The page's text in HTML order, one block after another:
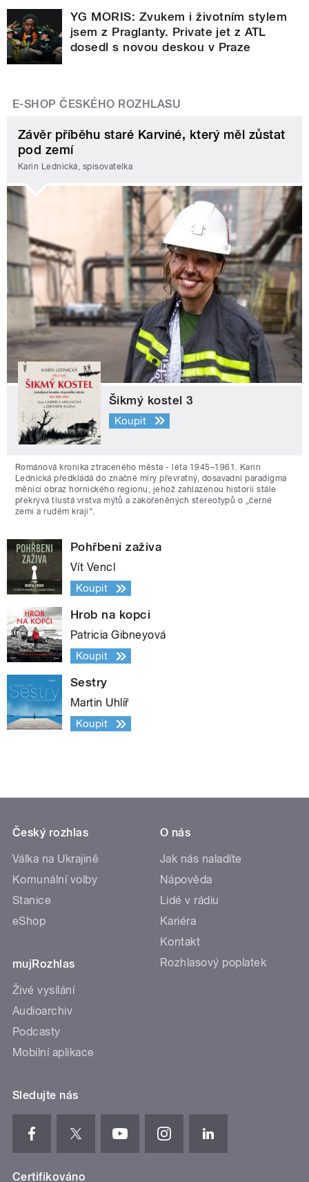
YG MORIS: Zvukem i životním stylem
jsem z Praglanty. Private jet z ATL
dosedl s novou deskou v Praze
E-SHOP ČESKÉHO ROZHLASU
Závěr příběhu staré Karviné, který měl zůstat
pod zemí
Karin Lednická, spisovatelka
Šikmý kostel 3
Koupit
Románová kronika ztraceného města - léta 1945–1961. Karin
Lednická předkládá do značné míry převratný, dosavadní paradigma
měnící obraz hornického regionu, jehož zahlazenou historii stále
překrývá tlustá vrstva mýtů a zakořeněných stereotypů o „černé
zemi a rudém kraji“.
Pohřbeni zaživa
Vít Vencl
Koupit
Hrob na kopci
Patricia Gibneyová
Koupit
Sestry
Martin Uhlíř
Koupit
Český rozhlas
Válka na Ukrajině
Komunální volby
Stanice
eShop
mujRozhlas
Živé vysílání
Audioarchiv
Podcasty
Mobilní aplikace
O nás
Jak nás naladíte
Nápověda
Lidé v rádiu
Kariéra
Kontakt
Rozhlasový poplatek
Sledujte nás
Certifikováno